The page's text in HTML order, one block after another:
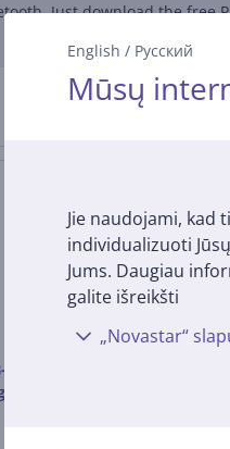
English / Русский
Mūsų
Jie naudojami, kad
individualizuoti
Jums. Daugiau
galite išreikšti
„Novastar“
Just download the
-